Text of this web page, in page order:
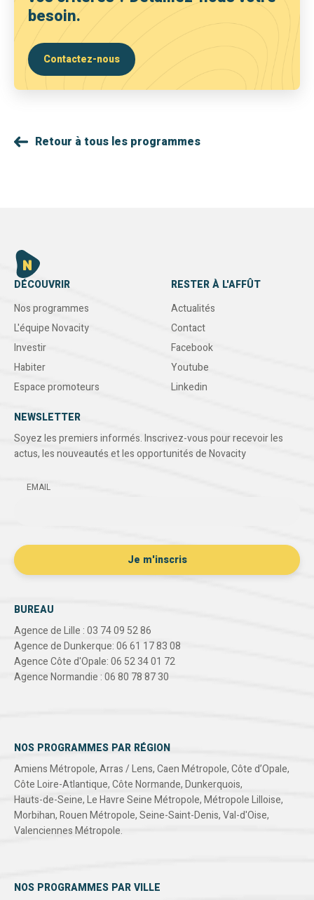
besoin.
Contactez-nous
Retour à tous les programmes
DÉCOUVRIR
Nos programmes
L'équipe Novacity
Investir
Habiter
Espace promoteurs
RESTER À L'AFFÛT
Actualités
Contact
Facebook
Youtube
Linkedin
NEWSLETTER
Soyez les premiers informés. Inscrivez-vous pour recevoir les
actus, les nouveautés et les opportunités de Novacity
EMAIL
BUREAU
Agence de Lille : 03 74 09 52 86
Agence de Dunkerque: 06 61 17 83 08
Agence Côte d'Opale: 06 52 34 01 72
Agence Normandie : 06 80 78 87 30
NOS PROGRAMMES PAR RÉGION
Amiens Métropole,Arras / Lens,Caen Métropole,Côte d’Opale,
Côte Loire-Atlantique,Côte Normande,Dunkerquois,
Hauts-de-Seine,Le Havre Seine Métropole,Métropole Lilloise,
Morbihan,Rouen Métropole,Seine-Saint-Denis,Val-d'Oise,
Valenciennes Métropole.
NOS PROGRAMMES PAR VILLE